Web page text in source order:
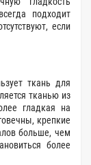
подходит
если
ткань для
тканью из
гладкая на
крепкие
больше, чем
более